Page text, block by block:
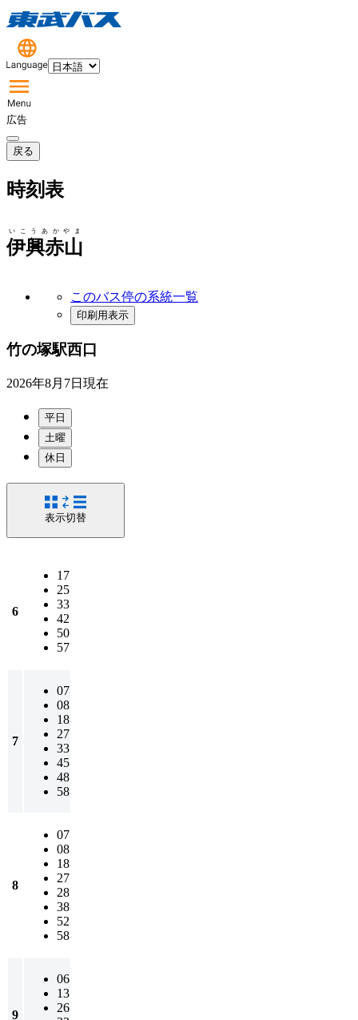
広告
戻る
時刻表
伊興赤山
いこうあかやま
このバス停の系統一覧
印刷用表示
竹の塚駅西口
2026年8月7日 現在
平日
土曜
休日
表示切替
6
17
25
33
42
50
57
7
07
08
18
27
33
45
48
58
8
07
08
18
27
28
38
52
58
9
06
13
26